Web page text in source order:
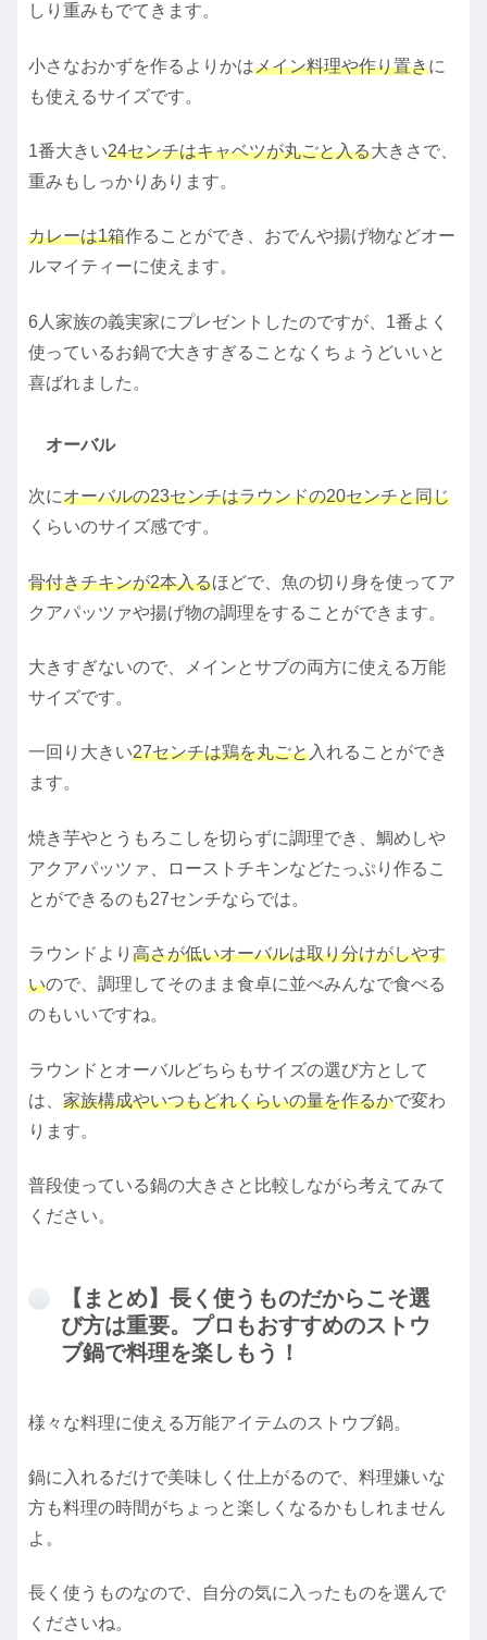
しり重みもでてきます。
小さなおかずを作るよりかはメイン料理や作り置きに
も使えるサイズです。
1番大きい24センチはキャベツが丸ごと入る大きさで、
重みもしっかりあります。
カレーは1箱作ることができ、おでんや揚げ物などオー
ルマイティーに使えます。
6人家族の義実家にプレゼントしたのですが、1番よく
使っているお鍋で大きすぎることなくちょうどいいと
喜ばれました。
オーバル
次にオーバルの23センチはラウンドの20センチと同じ
くらいのサイズ感です。
骨付きチキンが2本入るほどで、魚の切り身を使ってア
クアパッツァや揚げ物の調理をすることができます。
大きすぎないので、メインとサブの両方に使える万能
サイズです。
一回り大きい27センチは鶏を丸ごと入れることができ
ます。
焼き芋やとうもろこしを切らずに調理でき、鯛めしや
アクアパッツァ、ローストチキンなどたっぷり作るこ
とができるのも27センチならでは。
ラウンドより 高さが低いオーバルは取り分けがしやす
いので、調理してそのまま食卓に並べみんなで食べる
のもいいですね。
ラウンドとオーバルどちらもサイズの選び方として
は、 家族構成やいつもどれくらいの量を作るかで変わ
ります。
普段使っている鍋の大きさと比較しながら考えてみて
ください。
【まとめ】長く使うものだからこそ選
び方は重要。プロもおすすめのストウ
ブ鍋で料理を楽しもう！
様々な料理に使える万能アイテムのストウブ鍋。
鍋に入れるだけで美味しく仕上がるので、料理嫌いな
方も料理の時間がちょっと楽しくなるかもしれません
よ。
長く使うものなので、自分の気に入ったものを選んで
くださいね。